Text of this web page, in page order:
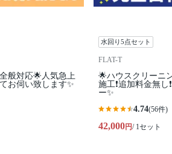
般対応🌟人気急上
お伺い致します✨
水回り5点セット
FLAT-T
🌟ハウスクリーニ
施工❗️追加料金無し
ー✨
4.74(56件)
42,000円/ 1セット